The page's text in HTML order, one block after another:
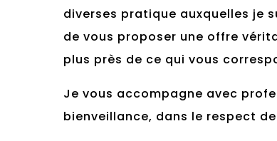
diverses pratique auxquelles je
de vous proposer une offre
plus près de ce qui vous
Je vous accompagne avec
bienveillance, dans le respect de